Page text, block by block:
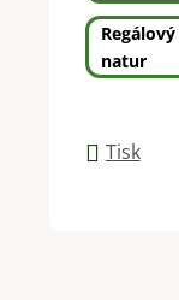
natur
Tisk